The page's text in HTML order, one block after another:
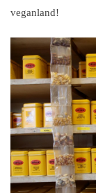
veganland!